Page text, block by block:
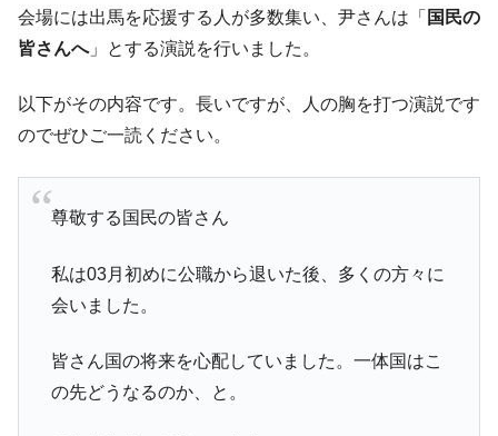
断
『Money1』
韓国･警察職員が「丸刈りになって抗議活
『Money1』
中国だけが鉄鋼輸出を異常増加させる ⇒ 中
国の過剰生産が世界を蝕む。
『Money1』
韓国製造業「半導体絶好調」のウラで他業
種は全般的「不調」⇒ PSIが示す現況は決して良くない。
ン』1人当たり賠償10万ウォンを認定 ⇒ 総額3兆7,000億
『Money1』
「KDDX」1番艦、2032年竣工と公示
『Money1』
【対日本円】ウォン安が急進！ 日米の協調
会場には出馬を応援する人が多数集い、尹さんは「 国民の
皆さんへ」とする演説を行いました。
以下がその内容です。長いですが、人の胸を打つ演説です
のでぜひご一読ください。
尊敬する国民の皆さん
私は03月初めに公職から退いた後、多くの方々に
会いました。
皆さん国の将来を心配していました。一体国はこ
の先どうなるのか、と。